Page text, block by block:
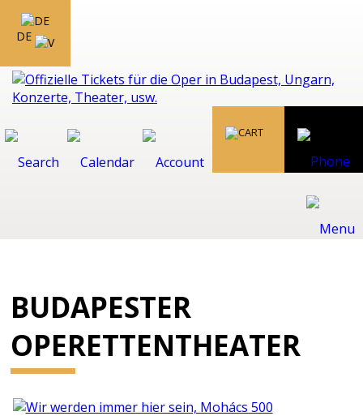
DE
BUDAPESTER
OPERETTENTHEATER